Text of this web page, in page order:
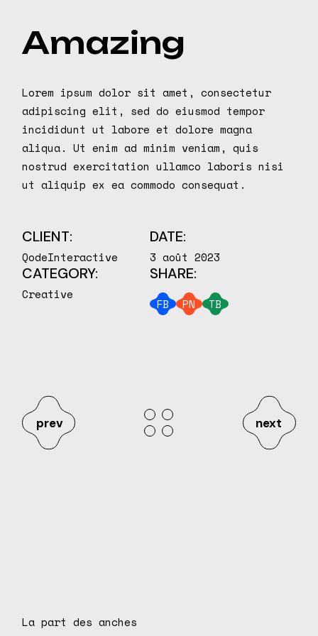
Amazing
Lorem ipsum dolor sit amet, consectetur
adipiscing elit, sed do eiusmod tempor
incididunt ut labore et dolore magna
aliqua. Ut enim ad minim veniam, quis
nostrud exercitation ullamco laboris nisi
ut aliquip ex ea commodo consequat.
CLIENT:
QodeInteractive
DATE:
3 août 2023
CATEGORY:
Creative
SHARE:
FB PN TB
prev next
La part des anches